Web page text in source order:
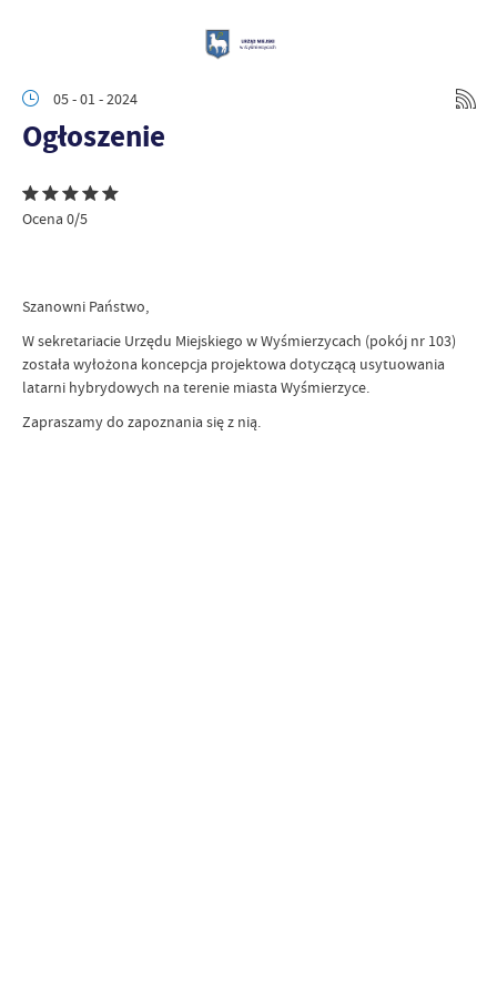
05 - 01 - 2024
Ogłoszenie
Ocena 0/5
Szanowni Państwo,
W sekretariacie Urzędu Miejskiego w Wyśmierzycach (pokój nr 103)
została wyłożona koncepcja projektowa dotyczącą usytuowania
latarni hybrydowych na terenie miasta Wyśmierzyce.
Zapraszamy do zapoznania się z nią.